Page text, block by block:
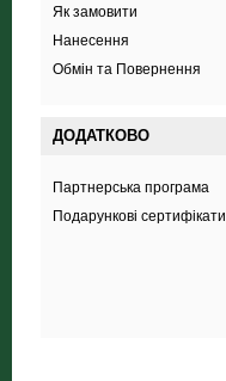
Як замовити
Нанесення
Обмін та Повернення
ДОДАТКОВО
Партнерська програма
Подарункові сертифікати